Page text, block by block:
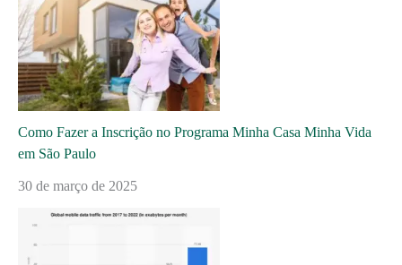
Como Fazer a Inscrição no Programa Minha Casa Minha Vida
em São Paulo
30 de março de 2025